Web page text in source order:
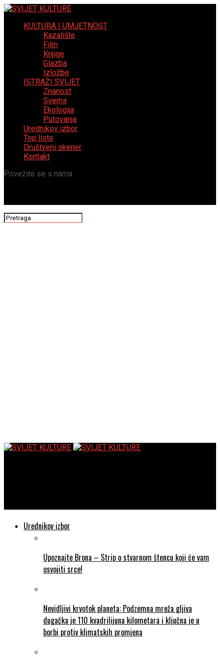
KULTURA I UMJETNOST
Kazalište
Film
Knjige
Glazba
Izložbe
ISTRAŽI SVIJET
Znanost
Svemir
Ekologija
Putovanja
Urednikov izbor
Top liste
Društveni skener
Kontakt
Povežite se s nama
Urednikov izbor
Upoznajte Brona – Strip o stvarnom štencu koji će vam
osvojiti srce!
Nevidljivi krvotok planeta: Podzemna mreža gljiva
dugačka je 110 kvadrilijuna kilometara i ključna je u
borbi protiv klimatskih promjena